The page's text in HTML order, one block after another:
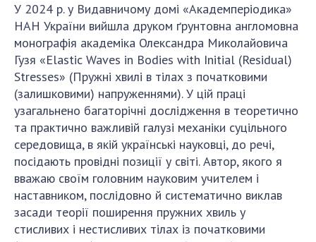
У 2024 р. у Видавничому домі «Академперіодика»
НАН України вийшла друком ґрунтовна англомовна
монографія академіка Олександра Миколайовича
Гузя «Elastic Waves in Bodies with Initial (Residual)
Stresses» (Пружні хвилі в тілах з початковими
(залишковими) напруженнями). У цій праці
узагальнено багаторічні дослідження в теоретично
та практично важливій галузі механіки суцільного
середовища, в якій українські науковці, до речі,
посідають провідні позиції у світі. Автор, якого я
вважаю своїм головним науковим учителем і
наставником, послідовно й систематично виклав
засади теорії поширення пружних хвиль у
стисливих і нестисливих тілах із початковими